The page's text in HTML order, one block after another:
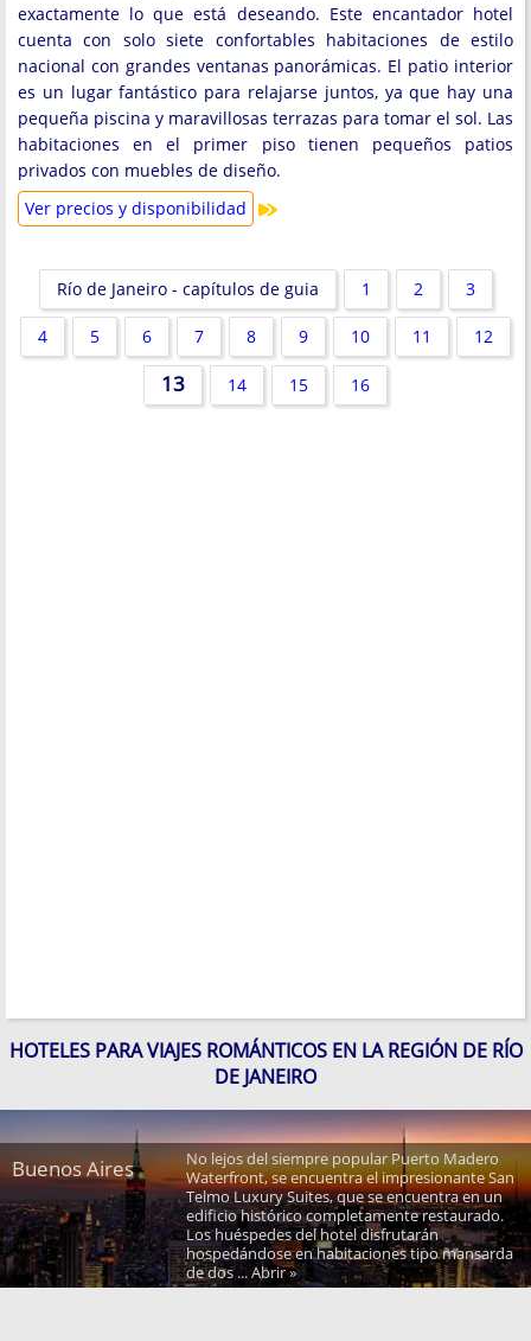
exactamente lo que está deseando. Este encantador hotel
cuenta con solo siete confortables habitaciones de estilo
nacional con grandes ventanas panorámicas. El patio interior
es un lugar fantástico para relajarse juntos, ya que hay una
pequeña piscina y maravillosas terrazas para tomar el sol. Las
habitaciones en el primer piso tienen pequeños patios
privados con muebles de diseño.
Ver precios y disponibilidad
Río de Janeiro - capítulos de guia 1 2 3
4 5 6 7 8 9 10 11 12
13 14 15 16
HOTELES PARA VIAJES ROMÁNTICOS EN LA REGIÓN DE RÍO
DE JANEIRO
Buenos Aires
No lejos del siempre popular Puerto Madero
Waterfront, se encuentra el impresionante San
Telmo Luxury Suites, que se encuentra en un
edificio histórico completamente restaurado.
Los huéspedes del hotel disfrutarán
hospedándose en habitaciones tipo mansarda
de dos ... Abrir »